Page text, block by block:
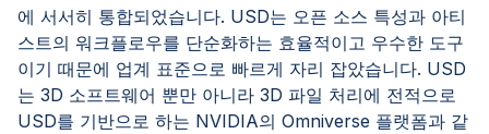
에 서서히 통합되었습니다. USD는 오픈 소스 특성과 아티
스트의 워크플로우를 단순화하는 효율적이고 우수한 도구
이기 때문에 업계 표준으로 빠르게 자리 잡았습니다. USD
는 3D 소프트웨어 뿐만 아니라 3D 파일 처리에 전적으로
USD를 기반으로 하는 NVIDIA의 Omniverse 플랫폼과 같